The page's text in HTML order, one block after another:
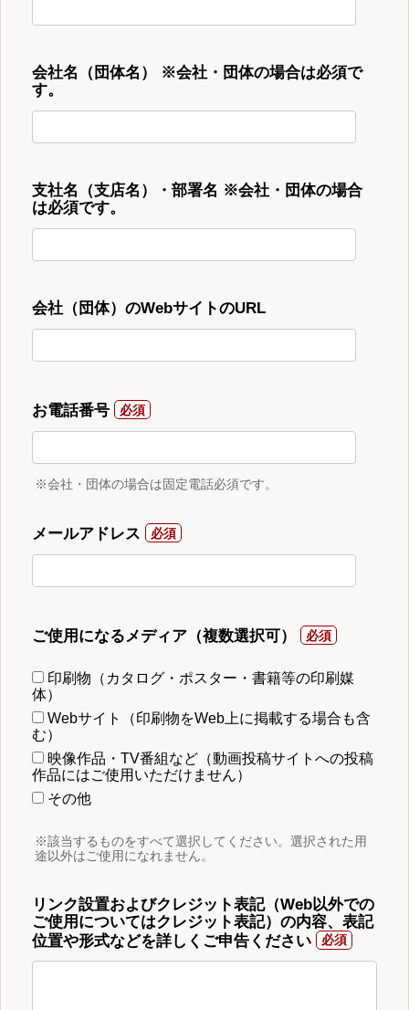
会社名（団体名） ※会社・団体の場合は必須で
す。
支社名（支店名）・部署名 ※会社・団体の場合
は必須です。
会社（団体）のWebサイトのURL
お電話番号
※会社・団体の場合は固定電話必須です。
メールアドレス
ご使用になるメディア（複数選択可）
印刷物（カタログ・ポスター・書籍等の印刷媒
体）
Webサイト（印刷物をWeb上に掲載する場合も含
む）
映像作品・TV番組など（動画投稿サイトへの投稿
作品にはご使用いただけません）
その他
※該当するものをすべて選択してください。選択された用
途以外はご使用になれません。
リンク設置およびクレジット表記（Web以外での
ご使用についてはクレジット表記）の内容、表記
位置や形式などを詳しくご申告ください